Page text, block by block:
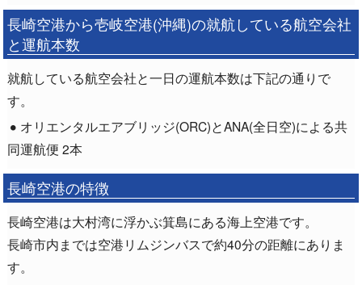
長崎空港から壱岐空港(沖縄)の就航している航空会社
と運航本数
就航している航空会社と一日の運航本数は下記の通りで
す。
オリエンタルエアブリッジ(ORC)とANA(全日空)による共
同運航便 2本
長崎空港の特徴
長崎空港は大村湾に浮かぶ箕島にある海上空港です。
長崎市内までは空港リムジンバスで約40分の距離にありま
す。